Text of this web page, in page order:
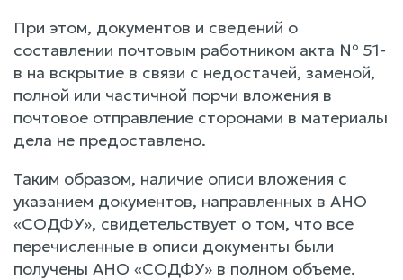
При этом, документов и сведений о
составлении почтовым работником акта № 51-
в на вскрытие в связи с недостачей, заменой,
полной или частичной порчи вложения в
почтовое отправление сторонами в материалы
дела не предоставлено.
Таким образом, наличие описи вложения с
указанием документов, направленных в АНО
«СОДФУ», свидетельствует о том, что все
перечисленные в описи документы были
получены АНО «СОДФУ» в полном объеме.